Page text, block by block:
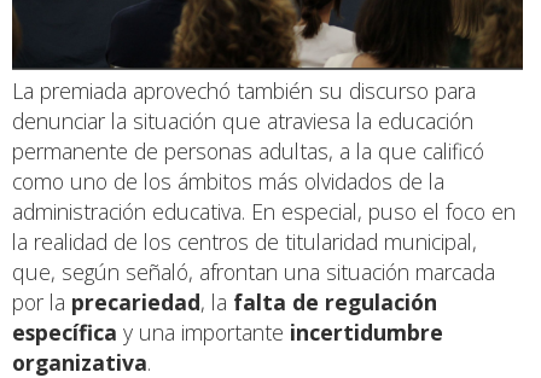
La premiada aprovechó también su discurso para
denunciar la situación que atraviesa la educación
permanente de personas adultas, a la que calificó
como uno de los ámbitos más olvidados de la
administración educativa. En especial, puso el foco en
la realidad de los centros de titularidad municipal,
que, según señaló, afrontan una situación marcada
por la precariedad, la falta de regulación
específica y una importante incertidumbre
organizativa.